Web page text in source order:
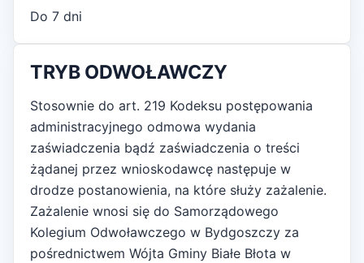
Do 7 dni
TRYB ODWOŁAWCZY
Stosownie do art. 219 Kodeksu postępowania
administracyjnego odmowa wydania
zaświadczenia bądź zaświadczenia o treści
żądanej przez wnioskodawcę następuje w
drodze postanowienia, na które służy zażalenie.
Zażalenie wnosi się do Samorządowego
Kolegium Odwoławczego w Bydgoszczy za
pośrednictwem Wójta Gminy Białe Błota w